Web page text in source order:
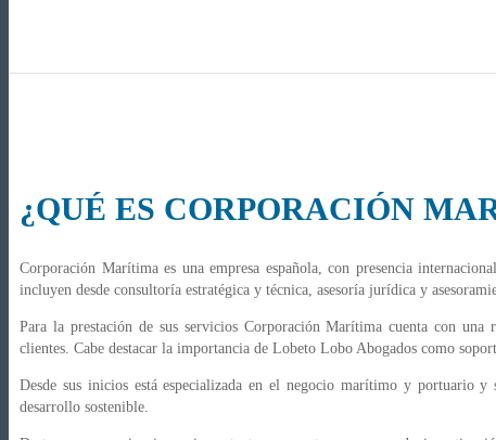
¿QUÉ ES CORPORACIÓN
Corporación Marítima es una empresa española, con presencia
incluyen desde consultoría estratégica y técnica, asesoría jurídica y
Para la prestación de sus servicios Corporación Marítima cuenta con una
clientes. Cabe destacar la importancia de Lobeto Lobo Abogados como
Desde sus inicios está especializada en el negocio marítimo y portuario
desarrollo sostenible.